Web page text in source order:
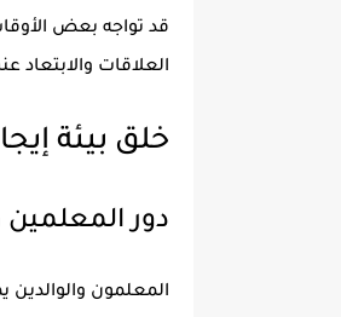
قد تواجه بعض
العلاقات والابتعاد
خلق بيئة
دور المعلمين
المعلمون